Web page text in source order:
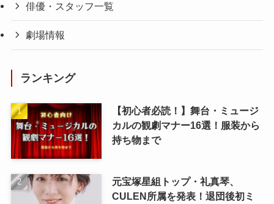
俳優・スタッフ一覧
劇場情報
ランキング
【初心者必読！】舞台・ミュージ
カルの観劇マナー16選！服装から
持ち物まで
元宝塚星組トップ・礼真琴、
CULEN所属を発表！退団後初ミ